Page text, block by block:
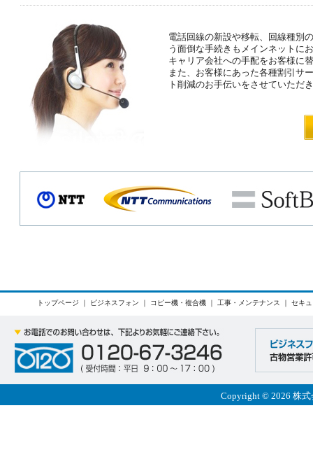
電話回線の新設や移転、回線種別
う面倒な手続きもメインネットに
キャリア会社への手配をお客様に
また、お客様にあった各種割引サ
ト削減のお手伝いをさせていただ
トップページ ｜ ビジネスフォン ｜ コピー機・複合機 ｜ 工事・メンテナンス ｜ セキ
Copyright © 2026 株式